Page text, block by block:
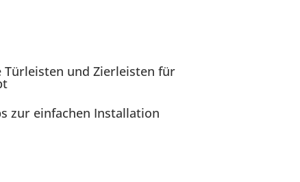
Türleisten und Zierleisten für
zur einfachen Installation